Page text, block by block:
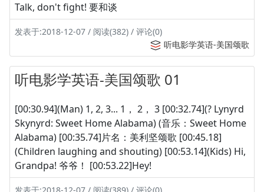
Talk, don't fight! 要和谈
发表于:2018-12-07 / 阅读(382) / 评论(0)
听电影学英语-美国颂歌
听电影学英语-美国颂歌 01
[00:30.94](Man) 1, 2, 3... 1， 2， 3 [00:32.74](? Lynyrd
Skynyrd: Sweet Home Alabama) (音乐：Sweet Home
Alabama) [00:35.74]片名：美利坚颂歌 [00:45.18]
(Children laughing and shouting) [00:53.14](Kids) Hi,
Grandpa! 爷爷！ [00:53.22]Hey!